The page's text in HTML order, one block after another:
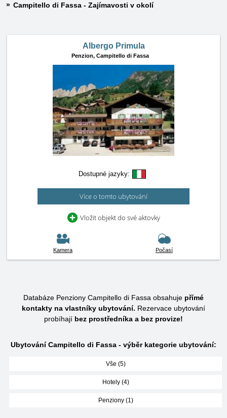
Campitello di Fassa - Zajímavosti v okolí
Albergo Primula
Penzion, Campitello di Fassa
Dostupné jazyky:
Více o tomto ubytování
Vložit objekt do své aktovky
Kamera Počasí
Databáze Penziony Campitello di Fassa obsahuje přímé
kontakty na vlastníky ubytování. Rezervace ubytování
probíhají bez prostředníka a bez provize!
Ubytování Campitello di Fassa - výběr kategorie ubytování:
Vše (5)
Hotely (4)
Penziony (1)